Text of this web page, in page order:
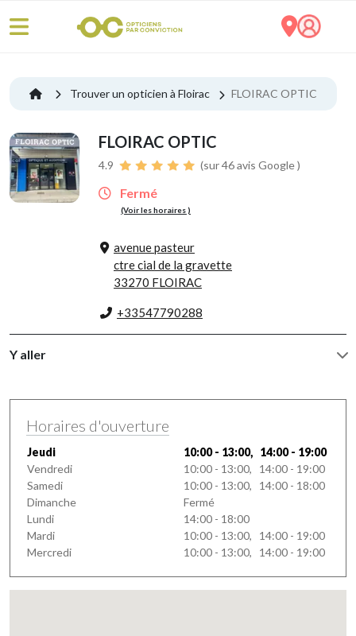
Trouver un opticien à Floirac FLOIRAC OPTIC
FLOIRAC OPTIC
4.9 (sur 46 avis Google )
Fermé
(Voir les horaires )
avenue pasteur
ctre cial de la gravette
33270 FLOIRAC
+33547790288
Y aller
Horaires d'ouverture
Jeudi
10:00 - 13:00, 14:00 - 19:00
Vendredi
10:00 - 13:00, 14:00 - 19:00
Samedi
10:00 - 13:00, 14:00 - 18:00
Dimanche
Fermé
Lundi
14:00 - 18:00
Mardi
10:00 - 13:00, 14:00 - 19:00
Mercredi
10:00 - 13:00, 14:00 - 19:00